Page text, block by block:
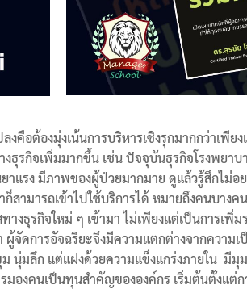
งคือต้องมุ่งเน้นการบริหารเชิงรุกมากกว่าเ
ธุรกิจเพิ่มมากขึ้น เช่น ปัจจุบันธุรกิจโรงพยา
แรง มีภาพของผู้ป่วยมากมาย ดูแล้วรู้สึกไม่อ
ามารถเข้าไปใช้บริการได้ หมายถึงคนบาง
างธุรกิจใหม่ ๆ เข้ามา ไม่เพียงแต่เป็นการเ
จัดการอัจฉริยะจึงมีความแตกต่างจากความ
นุ่มลึก แต่แฝงด้วยความแข็งแกร่งภายใน มีมุ
มองคนเป็นทุนสำคัญขององค์กร เริ่มต้นตั้งแต่